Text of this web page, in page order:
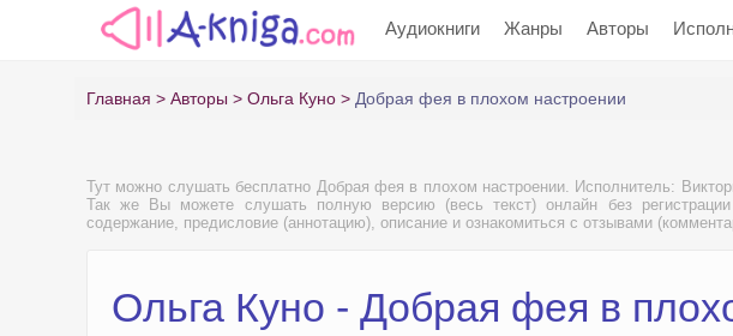
Аудиокниги Жанры Авторы
Главная Авторы Ольга Куно Добрая фея в плохом настроении
Тут можно слушать бесплатно Добрая фея в плохом настроении. Исполнитель:
Так же Вы можете слушать полную версию (весь текст) онлайн без
содержание, предисловие (аннотацию), описание и ознакомиться с отзывами
Ольга Куно - Добрая фея в